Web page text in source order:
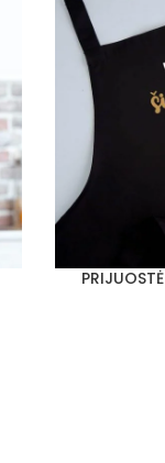
PASIRINKTI